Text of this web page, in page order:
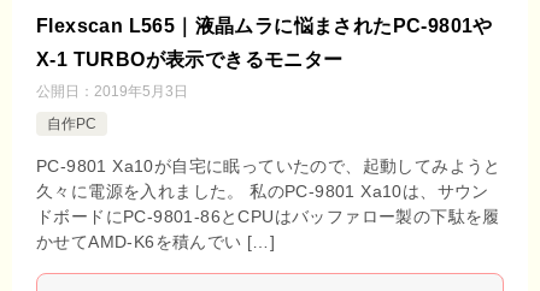
Flexscan L565｜液晶ムラに悩まされたPC-9801や
X-1 TURBOが表示できるモニター
公開日： 2019年5月3日
自作PC
PC-9801 Xa10が自宅に眠っていたので、起動してみようと
久々に電源を入れました。 私のPC-9801 Xa10は、サウン
ドボードにPC-9801-86とCPUはバッファロー製の下駄を履
かせてAMD-K6を積んでい […]